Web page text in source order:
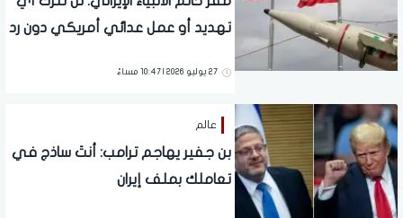
تهديد أو عمل عدائي أمريكي دون رد
27 يوليو 2026 | 10:47 مساءً
عالم
بن جفير يهاجم ترامب: أنتَ ساذج في
تعاملك بملف إيران